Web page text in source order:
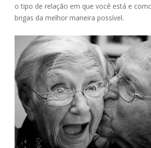
o tipo de relação em que você está e
brigas da melhor maneira possível.